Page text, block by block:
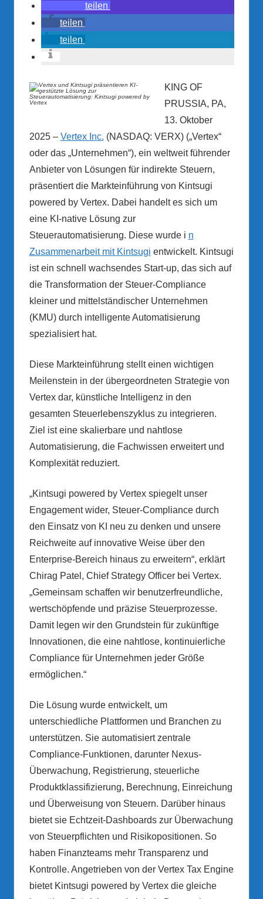
teilen
teilen
teilen
KING OF
PRUSSIA, PA,
13. Oktober
2025 – Vertex Inc. (NASDAQ: VERX) („Vertex“
oder das „Unternehmen“), ein weltweit führender
Anbieter von Lösungen für indirekte Steuern,
präsentiert die Markteinführung von Kintsugi
powered by Vertex. Dabei handelt es sich um
eine KI-native Lösung zur
Steuerautomatisierung. Diese wurde i n
Zusammenarbeit mit Kintsugi entwickelt. Kintsugi
ist ein schnell wachsendes Start-up, das sich auf
die Transformation der Steuer-Compliance
kleiner und mittelständischer Unternehmen
(KMU) durch intelligente Automatisierung
spezialisiert hat.
Diese Markteinführung stellt einen wichtigen
Meilenstein in der übergeordneten Strategie von
Vertex dar, künstliche Intelligenz in den
gesamten Steuerlebenszyklus zu integrieren.
Ziel ist eine skalierbare und nahtlose
Automatisierung, die Fachwissen erweitert und
Komplexität reduziert.
„Kintsugi powered by Vertex spiegelt unser
Engagement wider, Steuer-Compliance durch
den Einsatz von KI neu zu denken und unsere
Reichweite auf innovative Weise über den
Enterprise-Bereich hinaus zu erweitern“, erklärt
Chirag Patel, Chief Strategy Officer bei Vertex.
„Gemeinsam schaffen wir benutzerfreundliche,
wertschöpfende und präzise Steuerprozesse.
Damit legen wir den Grundstein für zukünftige
Innovationen, die eine nahtlose, kontinuierliche
Compliance für Unternehmen jeder Größe
ermöglichen.“
Die Lösung wurde entwickelt, um
unterschiedliche Plattformen und Branchen zu
unterstützen. Sie automatisiert zentrale
Compliance-Funktionen, darunter Nexus-
Überwachung, Registrierung, steuerliche
Produktklassifizierung, Berechnung, Einreichung
und Überweisung von Steuern. Darüber hinaus
bietet sie Echtzeit-Dashboards zur Überwachung
von Steuerpflichten und Risikopositionen. So
haben Finanzteams mehr Transparenz und
Kontrolle. Angetrieben von der Vertex Tax Engine
bietet Kintsugi powered by Vertex die gleiche